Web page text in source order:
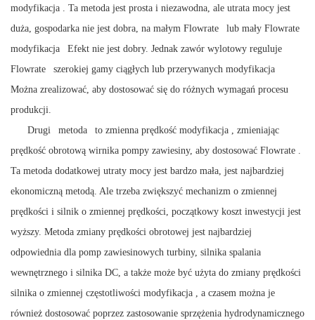
modyfikacja . Ta metoda jest prosta i niezawodna, ale utrata mocy jest
duża, gospodarka nie jest dobra, na małym Flowrate lub mały Flowrate
modyfikacja
Efekt nie jest dobry. Jednak zawór wylotowy reguluje
Flowrate
szerokiej gamy ciągłych lub przerywanych modyfikacja
Można zrealizować, aby dostosować się do różnych wymagań procesu
produkcji.
Drugi
metoda to zmienna prędkość modyfikacja , zmieniając
prędkość obrotową wirnika pompy zawiesiny, aby dostosować Flowrate .
Ta metoda dodatkowej utraty mocy jest bardzo mała, jest najbardziej
ekonomiczną metodą. Ale trzeba zwiększyć mechanizm o zmiennej
prędkości i silnik o zmiennej prędkości, początkowy koszt inwestycji jest
wyższy. Metoda zmiany prędkości obrotowej jest najbardziej
odpowiednia dla pomp zawiesinowych turbiny, silnika spalania
wewnętrznego i silnika DC, a także może być użyta do zmiany prędkości
silnika o zmiennej częstotliwości modyfikacja , a czasem można je
również dostosować poprzez zastosowanie sprzężenia hydrodynamicznego